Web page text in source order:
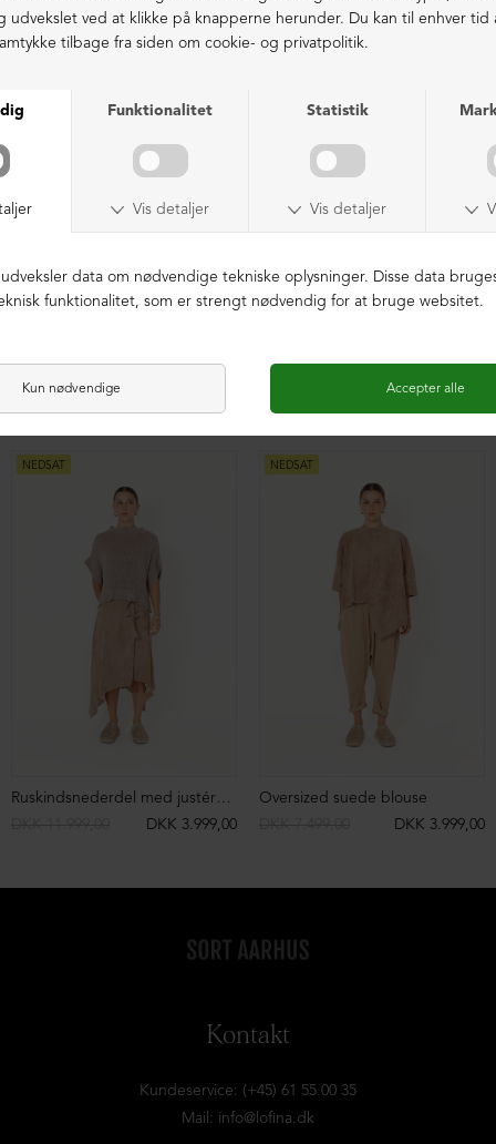
NEDSAT NEDSAT
NEDSAT
Ruskindsnederdel med justérbare remme
DKK 3.999,00
NEDSAT
Oversized suede blouse
DKK 3.999,00
Kontakt
Kundeservice: (+45) 61 55 00 35
Mail: info@lofina.dk